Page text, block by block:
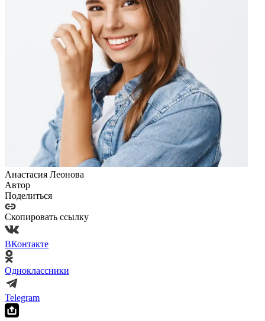
Анастасия Леонова
Автор
Поделиться
Скопировать ссылку
ВКонтакте
Одноклассники
Telegram